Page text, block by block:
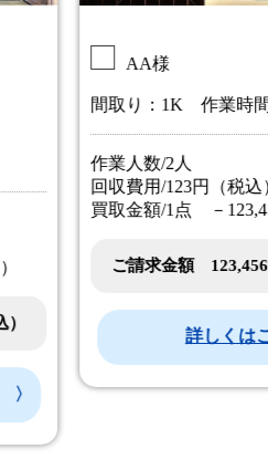
AA様
間取り：1K 作業時
作業人数/2人
回収費用/123円（税込
買取金額/1点 －
ご請求金額
詳しくは